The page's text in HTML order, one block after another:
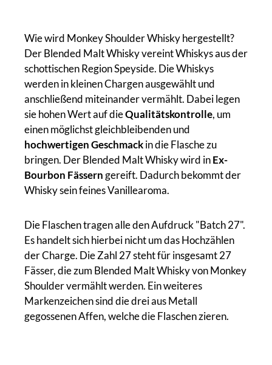
Wie wird Monkey Shoulder Whisky hergestellt?
Der Blended Malt Whisky vereint Whiskys aus der
schottischen Region Speyside. Die Whiskys
werden in kleinen Chargen ausgewählt und
anschließend miteinander vermählt. Dabei legen
sie hohen Wert auf dieQualitätskontrolle, um
einen möglichst gleichbleibenden und
hochwertigen Geschmackin die Flasche zu
bringen. Der Blended Malt Whisky wird inEx-
Bourbon Fässern gereift. Dadurch bekommt der
Whisky sein feines Vanillearoma.
Die Flaschen tragen alle den Aufdruck "Batch 27".
Es handelt sich hierbei nicht um das Hochzählen
der Charge. Die Zahl 27 steht für insgesamt 27
Fässer, die zum Blended Malt Whisky von Monkey
Shoulder vermählt werden. Ein weiteres
Markenzeichen sind die drei aus Metall
gegossenen Affen, welche die Flaschen zieren.